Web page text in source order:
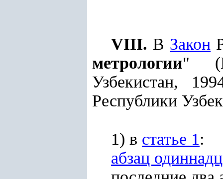
VIII. В Закон
метрологии"
Узбекистан,
Республики
1) в статье 1:
абзац